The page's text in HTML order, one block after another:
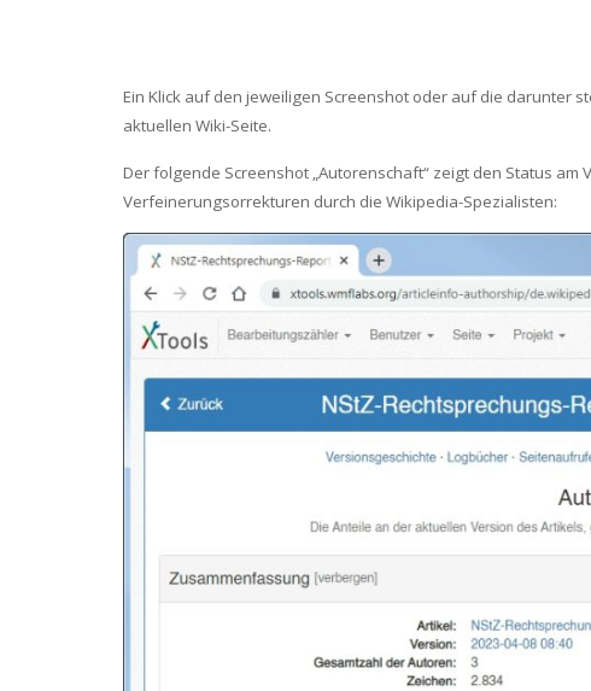
Ein Klick auf den jeweiligen Screenshot oder auf die darunter
aktuellen Wiki-Seite.
Der folgende Screenshot „Autorenschaft“ zeigt den Status am
Verfeinerungsorrekturen durch die Wikipedia-Spezialisten: